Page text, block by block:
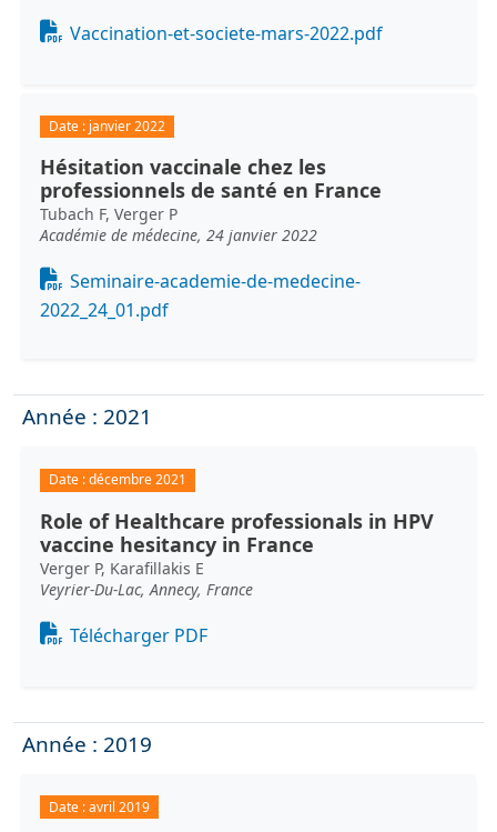
Document
Vaccination-et-societe-mars-2022.pdf
Date : janvier 2022
Hésitation vaccinale chez les
professionnels de santé en France
Tubach F, Verger P
Académie de médecine, 24 janvier 2022
Document
Seminaire-academie-de-medecine-
2022_24_01.pdf
Année : 2021
Date :décembre 2021
Role of Healthcare professionals in HPV
vaccine hesitancy in France
Verger P, Karafillakis E
Veyrier-Du-Lac, Annecy, France
Document
Télécharger PDF
Année : 2019
Date :avril 2019